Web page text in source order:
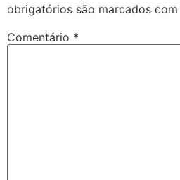
obrigatórios são marcados com
Comentário *